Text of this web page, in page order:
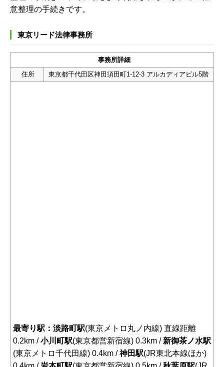
意整理の手続きです。
東京リード法律事務所
事務所詳細
住所
東京都千代田区神田須田町1-12-3 アルカディアビル5階
最寄り駅：淡路町駅(東京メトロ丸ノ内線) 直線距離
0.2km /小川町駅(東京都営新宿線) 0.3km / 新御茶ノ水駅
(東京メトロ千代田線) 0.4km /神田駅(JR東北本線ほか)